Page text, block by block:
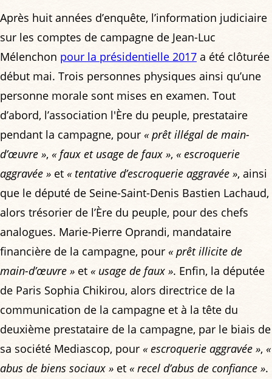
Après huit années d’enquête, l’information judiciaire
sur les comptes de campagne de Jean-Luc
Mélenchon pour la présidentielle 2017 a été clôturée
début mai. Trois personnes physiques ainsi qu’une
personne morale sont mises en examen. Tout
d’abord, l’association l'Ère du peuple, prestataire
pendant la campagne, pour « prêt illégal de main-
d’œuvre », « faux et usage de faux », « escroquerie
aggravée » et « tentative d’escroquerie aggravée », ainsi
que le député de Seine-Saint-Denis Bastien Lachaud,
alors trésorier de l’Ère du peuple, pour des chefs
analogues. Marie-Pierre Oprandi, mandataire
financière de la campagne, pour « prêt illicite de
main-d’œuvre » et « usage de faux ». Enfin, la députée
de Paris Sophia Chikirou, alors directrice de la
communication de la campagne et à la tête du
deuxième prestataire de la campagne, par le biais de
sa société Mediascop, pour « escroquerie aggravée », «
abus de biens sociaux » et « recel d’abus de confiance ».